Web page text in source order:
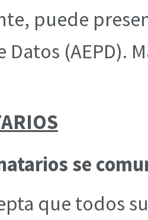
puede
Datos (AEPD).
se
que todos